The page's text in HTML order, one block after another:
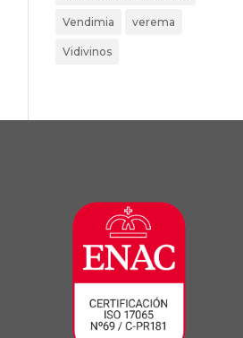
Vendimia verema
Vidivinos